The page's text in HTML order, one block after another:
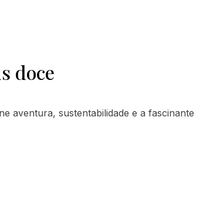
doce
aventura, sustentabilidade e a fascinante